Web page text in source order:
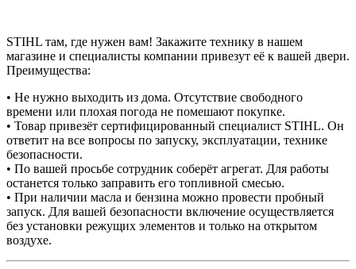
STIHL там, где нужен вам! Закажите технику в нашем
магазине и специалисты компании привезут её к вашей двери.
Преимущества:
• Не нужно выходить из дома. Отсутствие свободного
времени или плохая погода не помешают покупке.
• Товар привезёт сертифицированный специалист STIHL. Он
ответит на все вопросы по запуску, эксплуатации, технике
безопасности.
• По вашей просьбе сотрудник соберёт агрегат. Для работы
останется только заправить его топливной смесью.
• При наличии масла и бензина можно провести пробный
запуск. Для вашей безопасности включение осуществляется
без установки режущих элементов и только на открытом
воздухе.